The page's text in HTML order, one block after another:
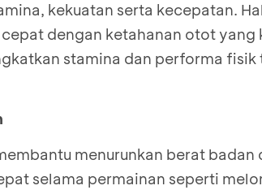
kekuatan serta kecepatan.
dengan ketahanan otot yang
stamina dan performa fisik
menurunkan berat
selama permainan seperti